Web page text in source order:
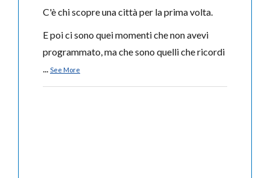
C'è chi scopre una città per la prima volta.
E poi ci sono quei momenti che non avevi
programmato, ma che sono quelli che ricordi
... See More